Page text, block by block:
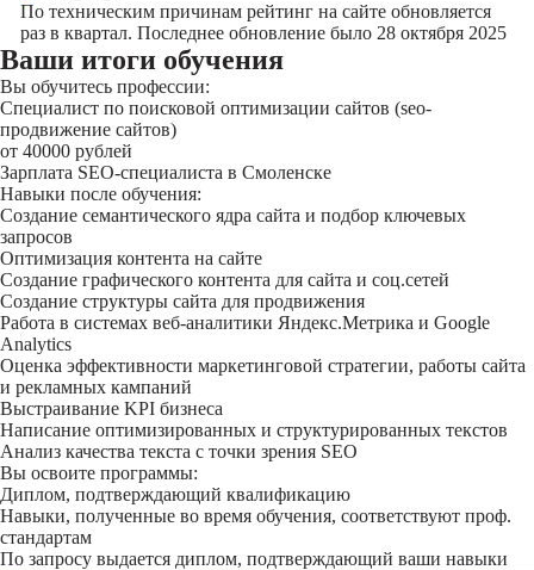
По техническим причинам рейтинг на сайте обновляется
раз в квартал. Последнее обновление было 28 октября 2025
Ваши итоги обучения
Вы обучитесь профессии:
Специалист по поисковой оптимизации сайтов (seo-
продвижение сайтов)
от 40000 рублей
Зарплата SEO-специалиста в Смоленске
Навыки после обучения:
Создание семантического ядра сайта и подбор ключевых
запросов
Оптимизация контента на сайте
Создание графического контента для сайта и соц.сетей
Создание структуры сайта для продвижения
Работа в системах веб-аналитики Яндекс.Метрика и Google
Analytics
Оценка эффективности маркетинговой стратегии, работы сайта
и рекламных кампаний
Выстраивание KPI бизнеса
Написание оптимизированных и структурированных текстов
Анализ качества текста с точки зрения SEO
Вы освоите программы:
Диплом, подтверждающий квалификацию
Навыки, полученные во время обучения, соответствуют проф.
стандартам
По запросу выдается диплом, подтверждающий ваши навыки